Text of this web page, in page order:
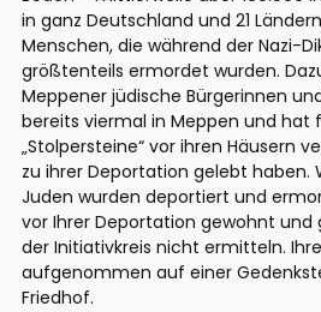
in ganz Deutschland und 21
Menschen, die während der Nazi-
größtenteils ermordet wurden.
Meppener jüdische Bürgerinnen
bereits viermal in Meppen und hat
„Stolpersteine“ vor ihren Häusern
zu ihrer Deportation gelebt haben.
Juden wurden deportiert und
vor Ihrer Deportation gewohnt und
der Initiativkreis nicht ermitteln.
aufgenommen auf einer
Friedhof.